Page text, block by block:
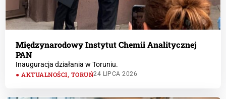
Międzynarodowy Instytut Chemii Analitycznej
PAN
Inauguracja działania w Toruniu.
AKTUALNOŚCI, TORUŃ24 LIPCA 2026